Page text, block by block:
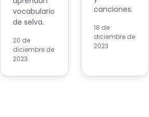
vocabulario
de selva.
20 de
diciembre de
2023
canciones.
18 de
diciembre de
2023